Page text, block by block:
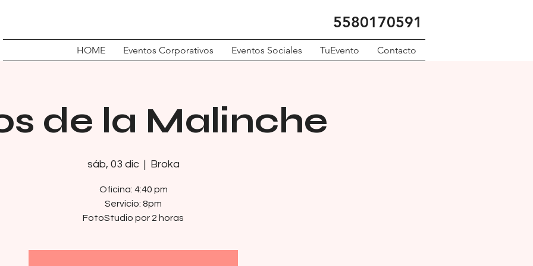
5580170591
HOME Eventos Corporativos Eventos Sociales TuEvento Contacto
de la Malinche
sáb, 03 dic
  |
Broka
Oficina: 4:40 pm
Servicio: 8pm
FotoStudio por 2 horas